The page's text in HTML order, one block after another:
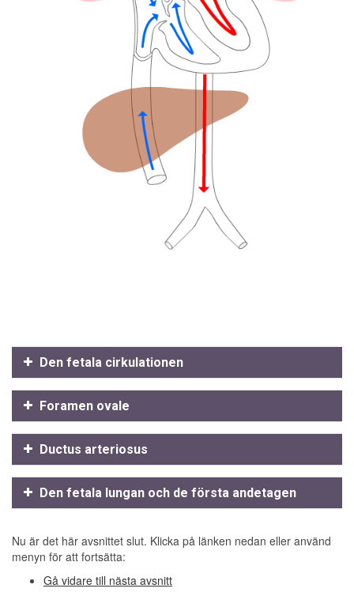
Den fetala cirkulationen
Foramen ovale
Ductus arteriosus
Den fetala lungan och de första andetagen
Nu är det här avsnittet slut. Klicka på länken nedan eller använd
menyn för att fortsätta:
Gå vidare till nästa avsnitt